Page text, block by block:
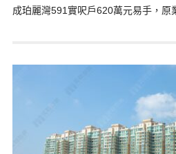
成珀麗灣591實呎戶620萬元易手，